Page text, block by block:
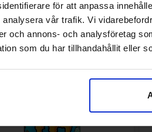
för att anpassa
vår trafik. Vi
och annons- och analysföretag
som du har tillhandahållit eller